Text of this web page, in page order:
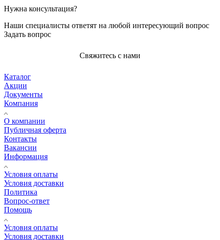
Нужна консультация?
Наши специалисты ответят на любой интересующий вопрос
Задать вопрос
Свяжитесь с нами
Каталог
Акции
Документы
Компания
О компании
Публичная оферта
Контакты
Вакансии
Информация
Условия оплаты
Условия доставки
Политика
Вопрос-ответ
Помощь
Условия оплаты
Условия доставки